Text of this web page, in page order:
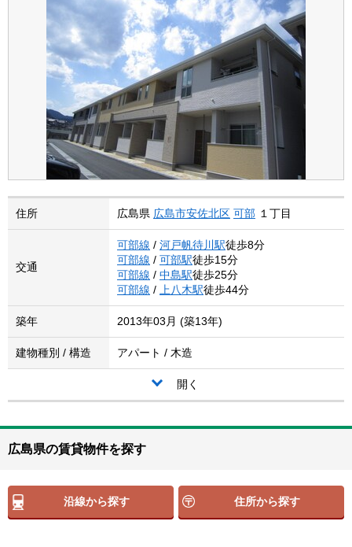
住所 広島県 広島市安佐北区 可部 １丁目
交通
可部線 / 河戸帆待川駅徒歩8分
可部線 / 可部駅徒歩15分
可部線 / 中島駅徒歩25分
可部線 / 上八木駅徒歩44分
築年 2013年03月 (築13年)
建物種別 / 構造 アパート / 木造
開く
広島県の賃貸物件を探す
沿線から探す 住所から探す